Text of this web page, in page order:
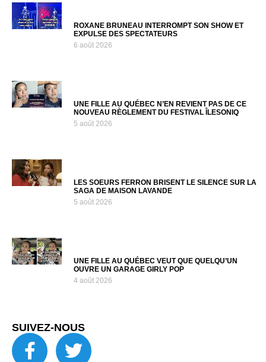
ROXANE BRUNEAU INTERROMPT SON SHOW ET
EXPULSE DES SPECTATEURS
6 août 2026
UNE FILLE AU QUÉBEC N’EN REVIENT PAS DE CE
NOUVEAU RÈGLEMENT DU FESTIVAL ÎLESONIQ
5 août 2026
LES SOEURS FERRON BRISENT LE SILENCE SUR LA
SAGA DE MAISON LAVANDE
5 août 2026
UNE FILLE AU QUÉBEC VEUT QUE QUELQU’UN
OUVRE UN GARAGE GIRLY POP
4 août 2026
SUIVEZ-NOUS